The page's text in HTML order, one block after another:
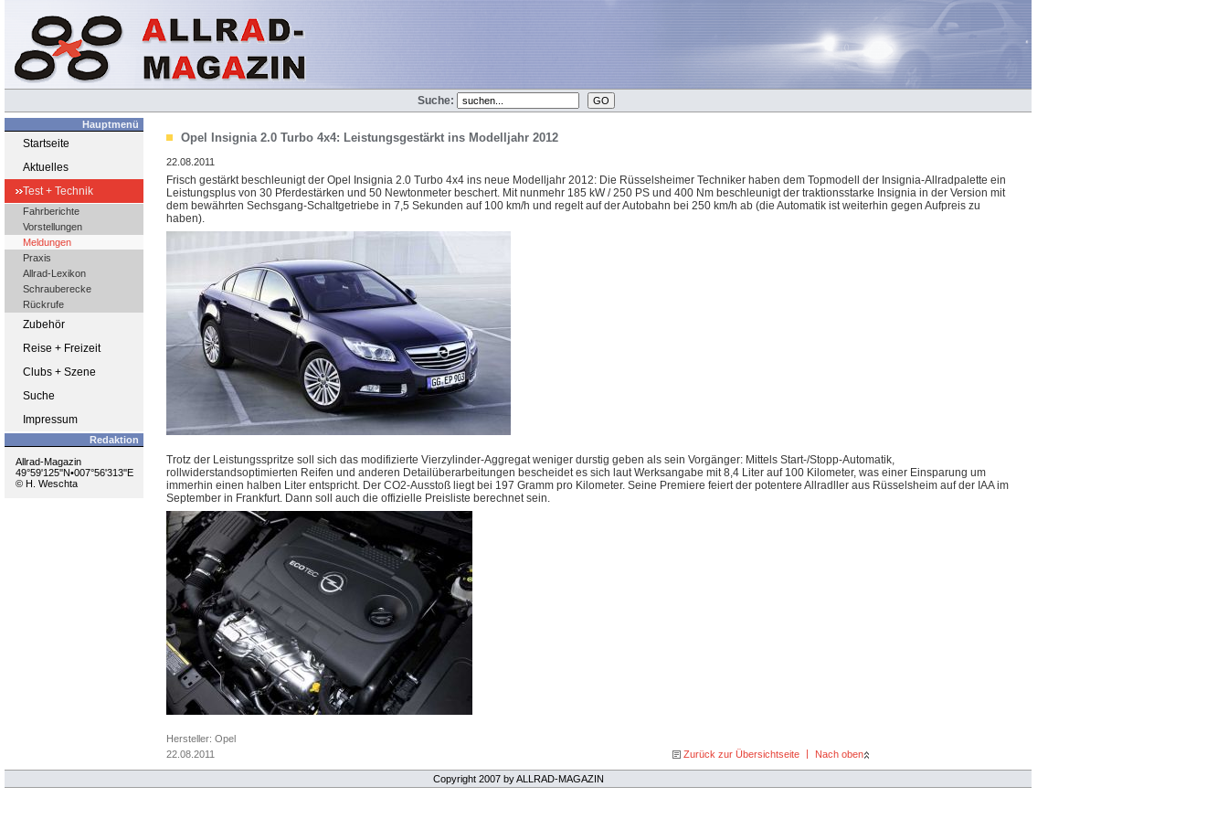
Suche:
Hauptmenü
Startseite
Aktuelles
Test + Technik
Fahrberichte
Vorstellungen
Meldungen
Praxis
Allrad-Lexikon
Schrauberecke
Rückrufe
Zubehör
Reise + Freizeit
Clubs + Szene
Suche
Impressum
Redaktion
Allrad-Magazin
49°59'125''N•007°56'313''E
© H. Weschta
Opel Insignia 2.0 Turbo 4x4: Leistungsgestärkt ins Modelljahr 2012
22.08.2011
Frisch gestärkt beschleunigt der Opel Insignia 2.0 Turbo 4x4 ins neue Modelljahr 2012: Die Rüsselsheimer Techniker haben dem Topmodell der Insignia-Allradpalette ein
Leistungsplus von 30 Pferdestärken und 50 Newtonmeter beschert. Mit nunmehr 185 kW / 250 PS und 400 Nm beschleunigt der traktionsstarke Insignia in der Version mit
dem bewährten Sechsgang-Schaltgetriebe in 7,5 Sekunden auf 100 km/h und regelt auf der Autobahn bei 250 km/h ab (die Automatik ist weiterhin gegen Aufpreis zu
haben).
Trotz der Leistungsspritze soll sich das modifizierte Vierzylinder-Aggregat weniger durstig geben als sein Vorgänger: Mittels Start-/Stopp-Automatik,
rollwiderstandsoptimierten Reifen und anderen Detailüberarbeitungen bescheidet es sich laut Werksangabe mit 8,4 Liter auf 100 Kilometer, was einer Einsparung um
immerhin einen halben Liter entspricht. Der CO2-Ausstoß liegt bei 197 Gramm pro Kilometer. Seine Premiere feiert der potentere Allradller aus Rüsselsheim auf der IAA im
September in Frankfurt. Dann soll auch die offizielle Preisliste berechnet sein.
Hersteller: Opel
22.08.2011
Zurück zur Übersichtseite | Nach oben
Copyright 2007 by ALLRAD-MAGAZIN